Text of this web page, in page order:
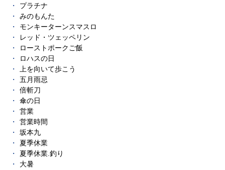
プラチナ
みのもんた
モンキーターンスマスロ
レッド・ツェッペリン
ローストポークご飯
ロハスの日
上を向いて歩こう
五月雨忌
倍斬刀
傘の日
営業
営業時間
坂本九
夏季休業
夏季休業.釣り
大暑